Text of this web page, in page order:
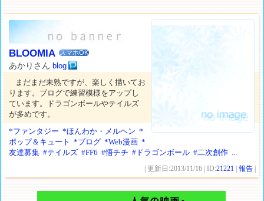
BLOOMIA スマホOK
あかりさんblog
まだまだ未熟ですが、楽しく描いてお
ります。ブログで練習模様をアップし
ています。ドラゴンボールやテイルズ
が多めです。
*ファンタジー *ほんわか・メルヘン *
ポップ＆キュート
*ブログ *Web漫画 *
友達募集 #テイルズ #FF6 #悟チチ #ドラゴンボール #二次創作 ...
| 更新日:2013/11/16 | ID:21221 |報告